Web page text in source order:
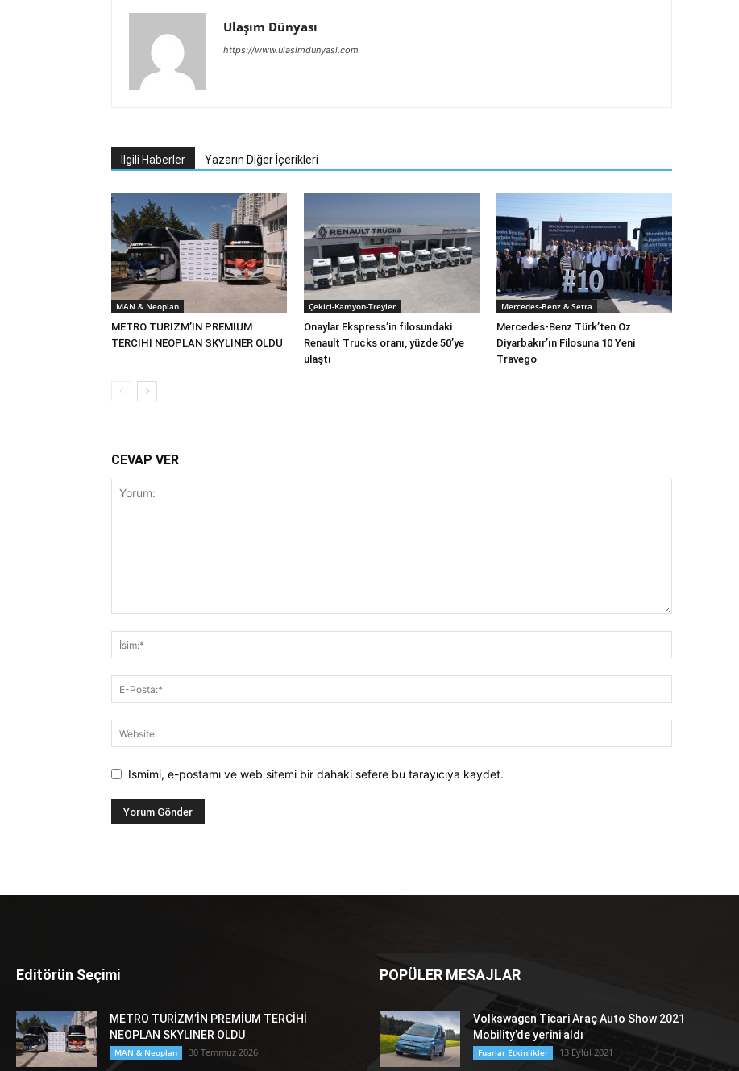
Ulaşım Dünyası
https://www.ulasimdunyasi.com
İlgili Haberler Yazarın Diğer İçerikleri
MAN & Neoplan
METRO TURİZM’İN PREMİUM
TERCİHİ NEOPLAN SKYLINER OLDU
Çekici-Kamyon-Treyler
Onaylar Ekspress’in filosundaki
Renault Trucks oranı, yüzde 50’ye
ulaştı
Mercedes-Benz & Setra
Mercedes-Benz Türk’ten Öz
Diyarbakır’ın Filosuna 10 Yeni
Travego
CEVAP VER
Ismimi, e-postamı ve web sitemi bir dahaki sefere bu tarayıcıya kaydet.
Editörün Seçimi
METRO TURİZM’İN PREMİUM TERCİHİ
NEOPLAN SKYLINER OLDU
MAN & Neoplan 30 Temmuz 2026
POPÜLER MESAJLAR
Volkswagen Ticari Araç Auto Show 2021
Mobility’de yerini aldı
Fuarlar Etkinlikler 13 Eylül 2021